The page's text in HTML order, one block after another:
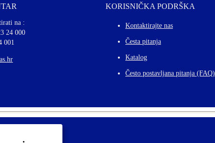
na :
24 000
001
KORISNIČKA PODRŠKA
Kontaktirajte nas
Česta pitanja
Katalog
Često postavljana pitanja (FAQ)